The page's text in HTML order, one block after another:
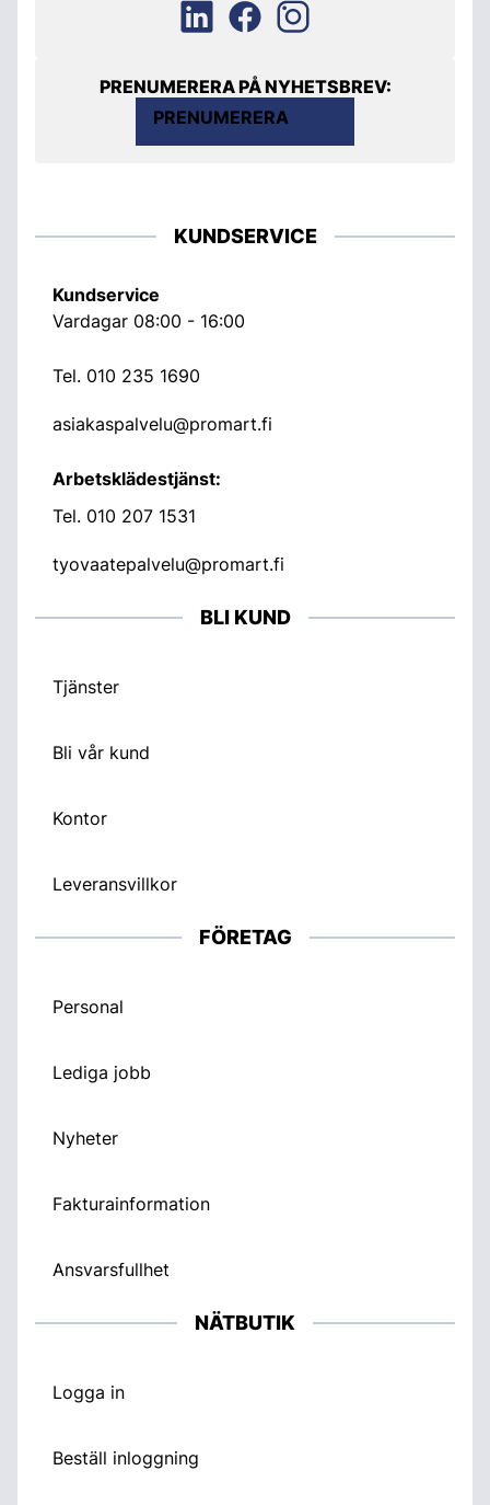
PRENUMERERA PÅ NYHETSBREV:
PRENUMERERA
KUNDSERVICE
Kundservice
Vardagar 08:00 - 16:00
Tel. 010 235 1690
asiakaspalvelu@promart.fi
Arbetsklädestjänst:
Tel. 010 207 1531
tyovaatepalvelu@promart.fi
BLI KUND
Tjänster
Bli vår kund
Kontor
Leveransvillkor
FÖRETAG
Personal
Lediga jobb
Nyheter
Fakturainformation
Ansvarsfullhet
NÄTBUTIK
Logga in
Beställ inloggning